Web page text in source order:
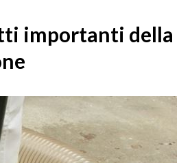
importanti della